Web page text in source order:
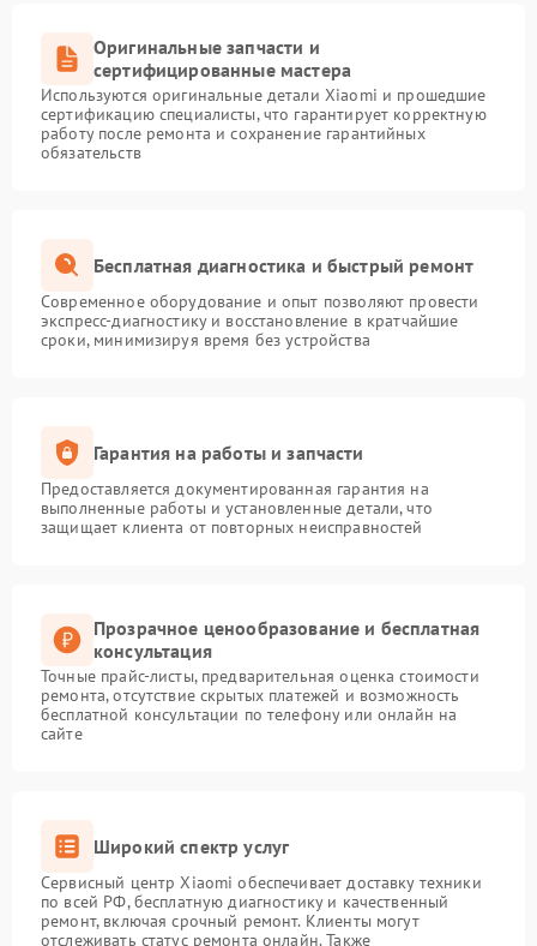
Оригинальные запчасти и
сертифицированные мастера
Используются оригинальные детали Xiaomi и прошедшие
сертификацию специалисты, что гарантирует корректную
работу после ремонта и сохранение гарантийных
обязательств
Бесплатная диагностика и быстрый ремонт
Современное оборудование и опыт позволяют провести
экспресс-диагностику и восстановление в кратчайшие
сроки, минимизируя время без устройства
Гарантия на работы и запчасти
Предоставляется документированная гарантия на
выполненные работы и установленные детали, что
защищает клиента от повторных неисправностей
Прозрачное ценообразование и бесплатная
консультация
Точные прайс-листы, предварительная оценка стоимости
ремонта, отсутствие скрытых платежей и возможность
бесплатной консультации по телефону или онлайн на
сайте
Широкий спектр услуг
Сервисный центр Xiaomi обеспечивает доставку техники
по всей РФ, бесплатную диагностику и качественный
ремонт, включая срочный ремонт. Клиенты могут
отслеживать статус ремонта онлайн. Также